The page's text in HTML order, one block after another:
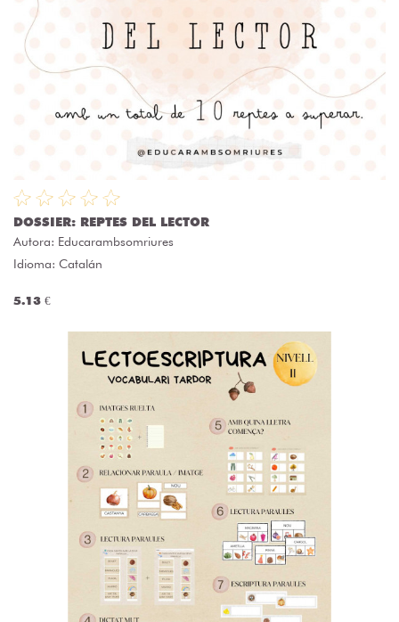
DOSSIER: REPTES DEL LECTOR
Autora: Educarambsomriures
Idioma: Catalán
5.13 €